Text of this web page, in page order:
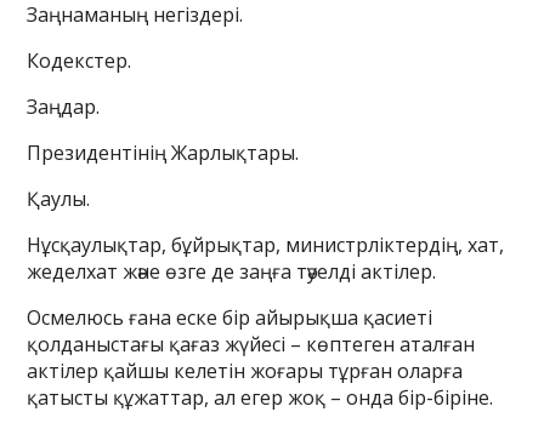
Заңнаманың негіздері.
Кодекстер.
Заңдар.
Президентінің Жарлықтары.
Қаулы.
Нұсқаулықтар, бұйрықтар, министрліктердің, хат,
жеделхат және өзге де заңға тәуелді актілер.
Осмелюсь ғана еске бір айырықша қасиеті
қолданыстағы қағаз жүйесі – көптеген аталған
актілер қайшы келетін жоғары тұрған оларға
қатысты құжаттар, ал егер жоқ – онда бір-біріне.